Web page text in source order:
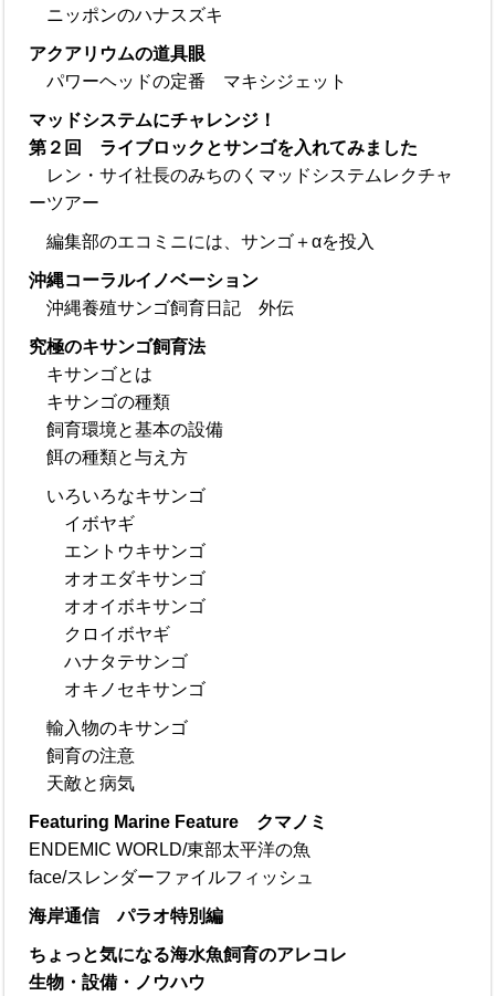
ニッポンのハナスズキ
アクアリウムの道具眼
パワーヘッドの定番 マキシジェット
マッドシステムにチャレンジ！
第２回 ライブロックとサンゴを入れてみました
レン・サイ社長のみちのくマッドシステムレクチャ
ーツアー
編集部のエコミニには、サンゴ＋αを投入
沖縄コーラルイノベーション
沖縄養殖サンゴ飼育日記 外伝
究極のキサンゴ飼育法
キサンゴとは
キサンゴの種類
飼育環境と基本の設備
餌の種類と与え方
いろいろなキサンゴ
イボヤギ
エントウキサンゴ
オオエダキサンゴ
オオイボキサンゴ
クロイボヤギ
ハナタテサンゴ
オキノセキサンゴ
輸入物のキサンゴ
飼育の注意
天敵と病気
Featuring Marine Feature クマノミ
ENDEMIC WORLD/東部太平洋の魚
face/スレンダーファイルフィッシュ
海岸通信 パラオ特別編
ちょっと気になる海水魚飼育のアレコレ
生物・設備・ノウハウ